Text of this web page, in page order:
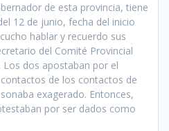
de esta provincia, tiene
12 de ju­nio, fecha del inicio
hablar y re­cuerdo sus
del Comité Provin­cial
Los dos apostaban por el
de los contactos de
exagerado. En­tonces,
por ser dados como